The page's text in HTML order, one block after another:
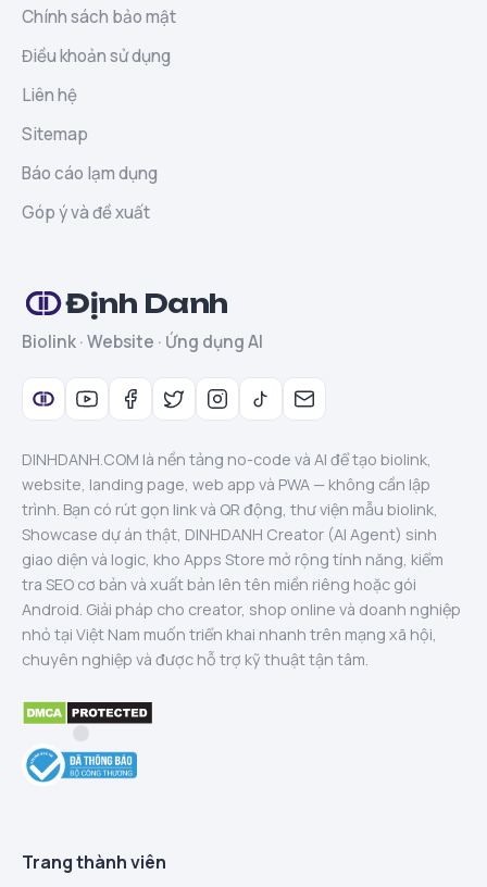
Chính sách bảo mật
Điều khoản sử dụng
Liên hệ
Sitemap
Báo cáo lạm dụng
Góp ý và đề xuất
Định Danh
Biolink · Website · Ứng dụng AI
DINHDANH.COM là nền tảng no-code và AI để tạo biolink,
website, landing page, web app và PWA — không cần lập
trình. Bạn có rút gọn link và QR động, thư viện mẫu biolink,
Showcase dự án thật, DINHDANH Creator (AI Agent) sinh
giao diện và logic, kho Apps Store mở rộng tính năng, kiểm
tra SEO cơ bản và xuất bản lên tên miền riêng hoặc gói
Android. Giải pháp cho creator, shop online và doanh nghiệp
nhỏ tại Việt Nam muốn triển khai nhanh trên mạng xã hội,
chuyên nghiệp và được hỗ trợ kỹ thuật tận tâm.
Trang thành viên